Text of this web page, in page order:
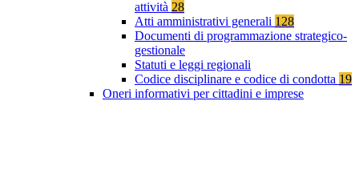
attività 28
Atti amministrativi generali 128
Documenti di programmazione strategico-
gestionale
Statuti e leggi regionali
Codice disciplinare e codice di condotta 19
Oneri informativi per cittadini e imprese